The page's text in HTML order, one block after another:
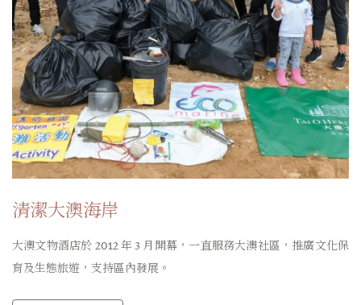
清潔大澳海岸
大澳文物酒店於 2012 年 3 月開幕，一直服務大澳社區，推廣文化保
育及生態旅遊，支持區內發展。